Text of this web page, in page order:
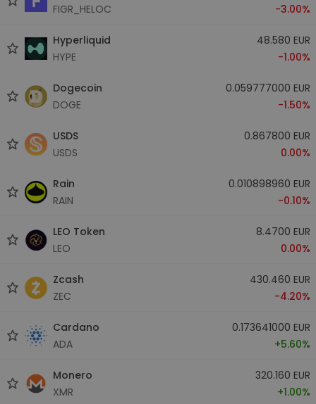
FIGR_HELOC
-3.00%
Hyperliquid
HYPE
48.580 EUR
-1.00%
Dogecoin
DOGE
0.059777000 EUR
-1.50%
USDS
USDS
0.867800 EUR
0.00%
Rain
RAIN
0.010898960 EUR
-0.10%
LEO Token
LEO
8.4700 EUR
0.00%
Zcash
ZEC
430.460 EUR
-4.20%
Cardano
ADA
0.173641000 EUR
+5.60%
Monero
XMR
320.160 EUR
+1.00%